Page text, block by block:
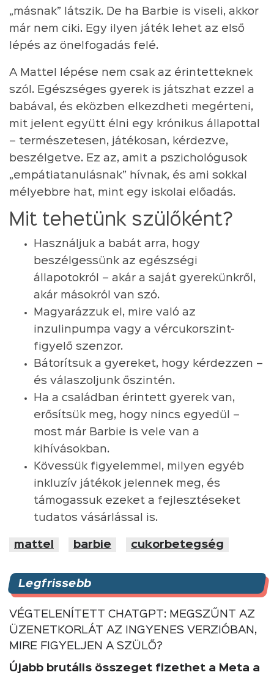
„másnak” látszik. De ha Barbie is viseli, akkor
már nem ciki. Egy ilyen játék lehet az első
lépés az önelfogadás felé.
A Mattel lépése nem csak az érintetteknek
szól. Egészséges gyerek is játszhat ezzel a
babával, és eközben elkezdheti megérteni,
mit jelent együtt élni egy krónikus állapottal
– természetesen, játékosan, kérdezve,
beszélgetve. Ez az, amit a pszichológusok
„empátiatanulásnak” hívnak, és ami sokkal
mélyebbre hat, mint egy iskolai előadás.
Mit tehetünk szülőként?
Használjuk a babát arra, hogy
beszélgessünk az egészségi
állapotokról – akár a saját gyerekünkről,
akár másokról van szó.
Magyarázzuk el, mire való az
inzulinpumpa vagy a vércukorszint-
figyelő szenzor.
Bátorítsuk a gyereket, hogy kérdezzen –
és válaszoljunk őszintén.
Ha a családban érintett gyerek van,
erősítsük meg, hogy nincs egyedül –
most már Barbie is vele van a
kihívásokban.
Kövessük figyelemmel, milyen egyéb
inkluzív játékok jelennek meg, és
támogassuk ezeket a fejlesztéseket
tudatos vásárlással is.
mattel barbie cukorbetegség
Legfrissebb
VÉGTELENÍTETT CHATGPT: MEGSZŰNT AZ
ÜZENETKORLÁT AZ INGYENES VERZIÓBAN,
MIRE FIGYELJEN A SZÜLŐ?
Újabb brutális összeget fizethet a Meta a